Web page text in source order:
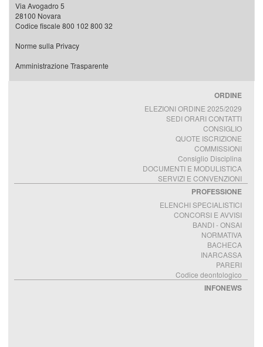
Via Avogadro 5
28100 Novara
Codice fiscale 800 102 800 32
Norme sulla Privacy
Amministrazione Trasparente
ORDINE
ELEZIONI ORDINE 2025/2029
SEDI ORARI CONTATTI
CONSIGLIO
QUOTE ISCRIZIONE
COMMISSIONI
Consiglio Disciplina
DOCUMENTI E MODULISTICA
SERVIZI E CONVENZIONI
PROFESSIONE
ELENCHI SPECIALISTICI
CONCORSI E AVVISI
BANDI - ONSAI
NORMATIVA
BACHECA
INARCASSA
PARERI
Codice deontologico
INFONEWS